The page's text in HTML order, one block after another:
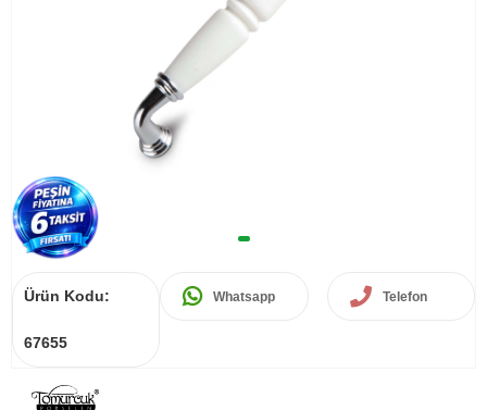
Ürün Kodu:
67655
Whatsapp Telefon